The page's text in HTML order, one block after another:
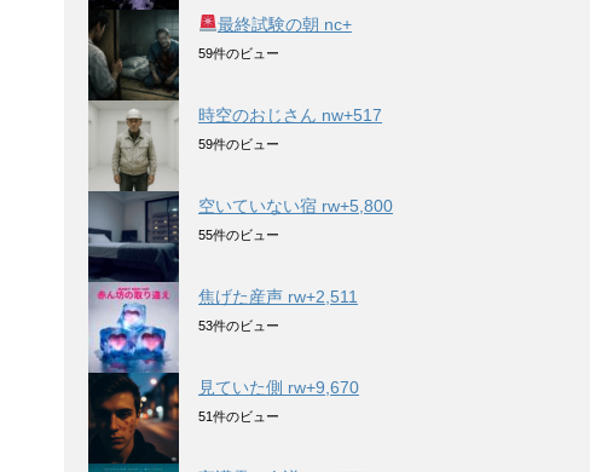
最終試験の朝 nc+
59件のビュー
時空のおじさん nw+517
59件のビュー
空いていない宿 rw+5,800
55件のビュー
焦げた産声 rw+2,511
53件のビュー
見ていた側 rw+9,670
51件のビュー